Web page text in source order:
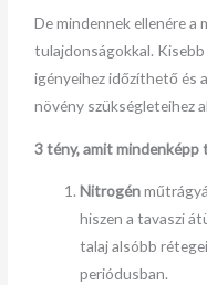
De mindennek ellenére
tulajdonságokkal.
igényeihez időzíthető és
növény szükségleteihez
3 tény, amit mindenképp
Nitrogén
hiszen a tavaszi
talaj alsóbb
periódusban.